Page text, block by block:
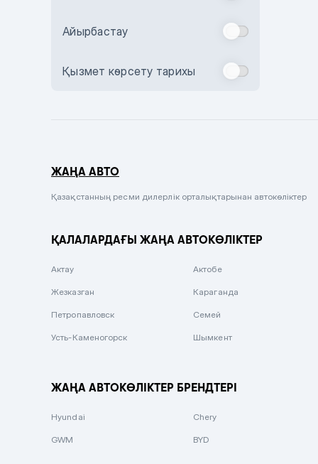
Бежевый
Комбинированный
Сиреневый металлик
Вишневый
Айырбастау
Қызмет көрсету тарихы
ЖАҢА АВТО
Қазақстанның ресми дилерлік орталықтарынан автокөліктер
ҚАЛАЛАРДАҒЫ ЖАҢА АВТОКӨЛІКТЕР
Актау Актобе
Жезказган Караганда
Петропавловск Семей
Усть-Каменогорск Шымкент
ЖАҢА АВТОКӨЛІКТЕР БРЕНДТЕРІ
Hyundai Chery
GWM BYD